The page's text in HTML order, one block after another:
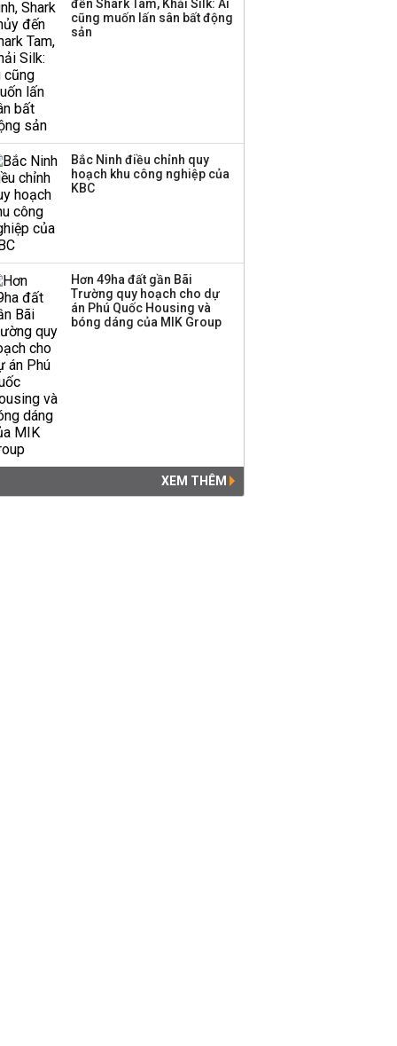
Thị trường thường
đến Shark Tam, Khải Silk: Ai
cũng muốn lấn sân bất động
sản
Bắc Ninh điều chỉnh quy
hoạch khu công nghiệp của
KBC
Hơn 49ha đất gần Bãi
Trường quy hoạch cho dự
án Phú Quốc Housing và
bóng dáng của MIK Group
XEM THÊM